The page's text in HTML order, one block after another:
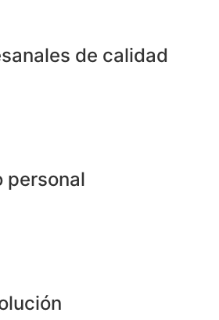
de calidad
personal